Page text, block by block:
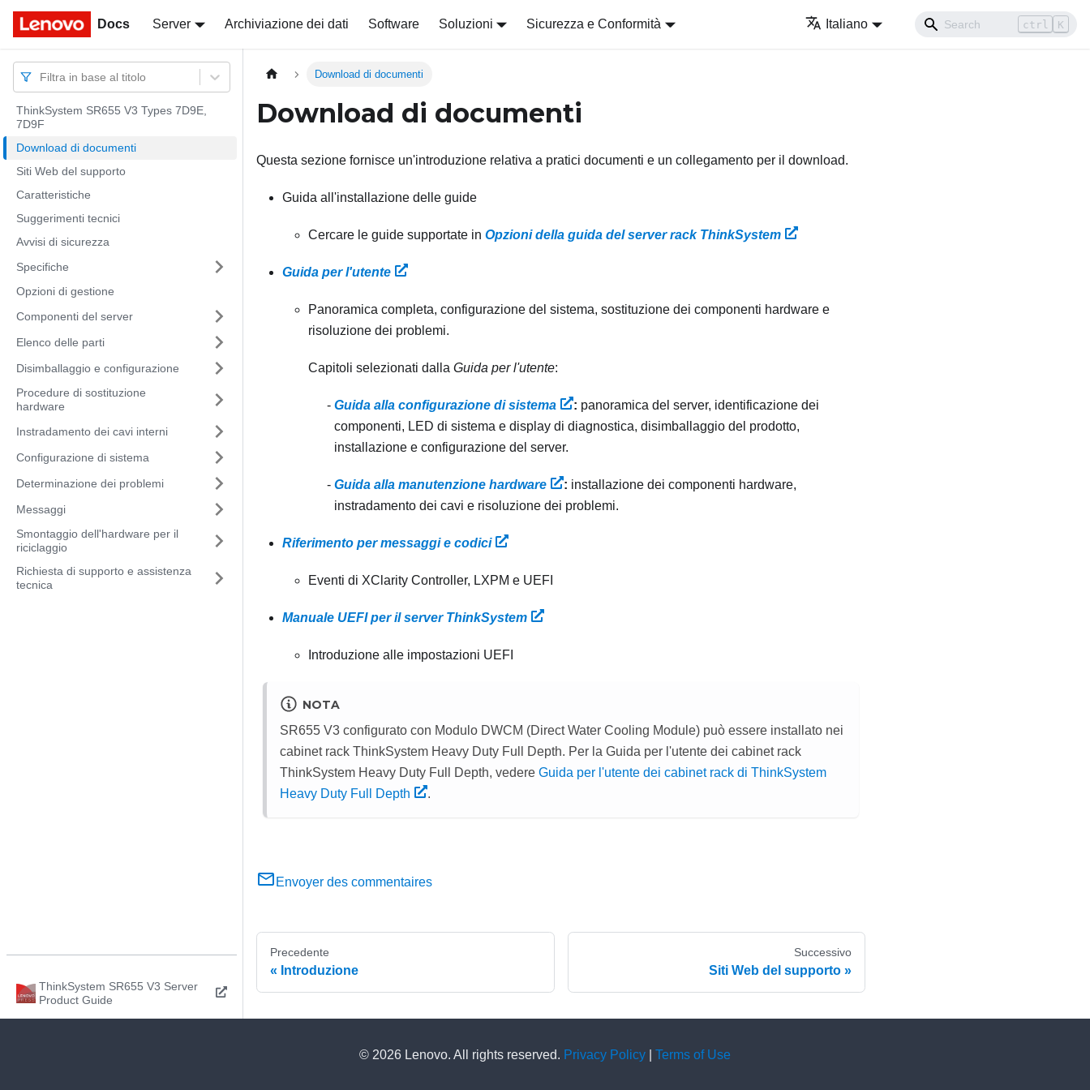
Docs Server Archiviazione dei dati Software Soluzioni Sicurezza e Conformità Italiano ctrl K
Docs
Filtra in base al titolo
ThinkSystem SR655 V3 Types 7D9E,
7D9F
Download di documenti
Siti Web del supporto
Caratteristiche
Suggerimenti tecnici
Avvisi di sicurezza
Specifiche
Opzioni di gestione
Componenti del server
Elenco delle parti
Disimballaggio e configurazione
Procedure di sostituzione
hardware
Instradamento dei cavi interni
Configurazione di sistema
Determinazione dei problemi
Messaggi
Smontaggio dell'hardware per il
riciclaggio
Richiesta di supporto e assistenza
tecnica
ThinkSystem SR655 V3 Server
Product Guide
Download di documenti
Download di documenti
Questa sezione fornisce un'introduzione relativa a pratici documenti e un collegamento per il download.
Guida all'installazione delle guide
Cercare le guide supportate in Opzioni della guida del server rack ThinkSystem
Guida per l'utente
Panoramica completa, configurazione del sistema, sostituzione dei componenti hardware e
risoluzione dei problemi.
Capitoli selezionati dalla Guida per l'utente:
Guida alla configurazione di sistema : panoramica del server, identificazione dei
componenti, LED di sistema e display di diagnostica, disimballaggio del prodotto,
installazione e configurazione del server.
Guida alla manutenzione hardware : installazione dei componenti hardware,
instradamento dei cavi e risoluzione dei problemi.
Riferimento per messaggi e codici
Eventi di XClarity Controller, LXPM e UEFI
Manuale UEFI per il server ThinkSystem
Introduzione alle impostazioni UEFI
NOTA
SR655 V3 configurato con Modulo DWCM (Direct Water Cooling Module) può essere installato nei
cabinet rack ThinkSystem Heavy Duty Full Depth. Per la Guida per l'utente dei cabinet rack
ThinkSystem Heavy Duty Full Depth, vedere Guida per l'utente dei cabinet rack di ThinkSystem
Heavy Duty Full Depth
.
Envoyer des commentaires
Precedente
Introduzione
Successivo
Siti Web del supporto
© 2026 Lenovo. All rights reserved. Privacy Policy Terms of Use